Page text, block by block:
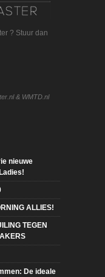
? Stuur dan
& WMTD.nl
nieuwe
ALLIES!
TEGEN
De ideale